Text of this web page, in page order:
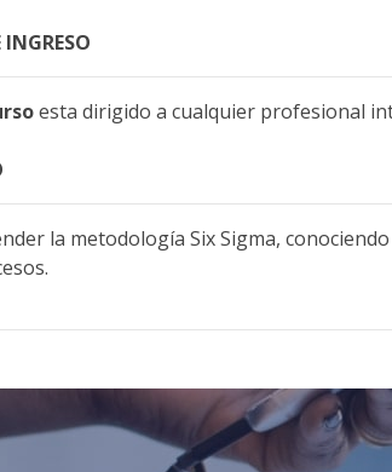
INGRESO
esta dirigido a cualquier profesional
la metodología Six Sigma,